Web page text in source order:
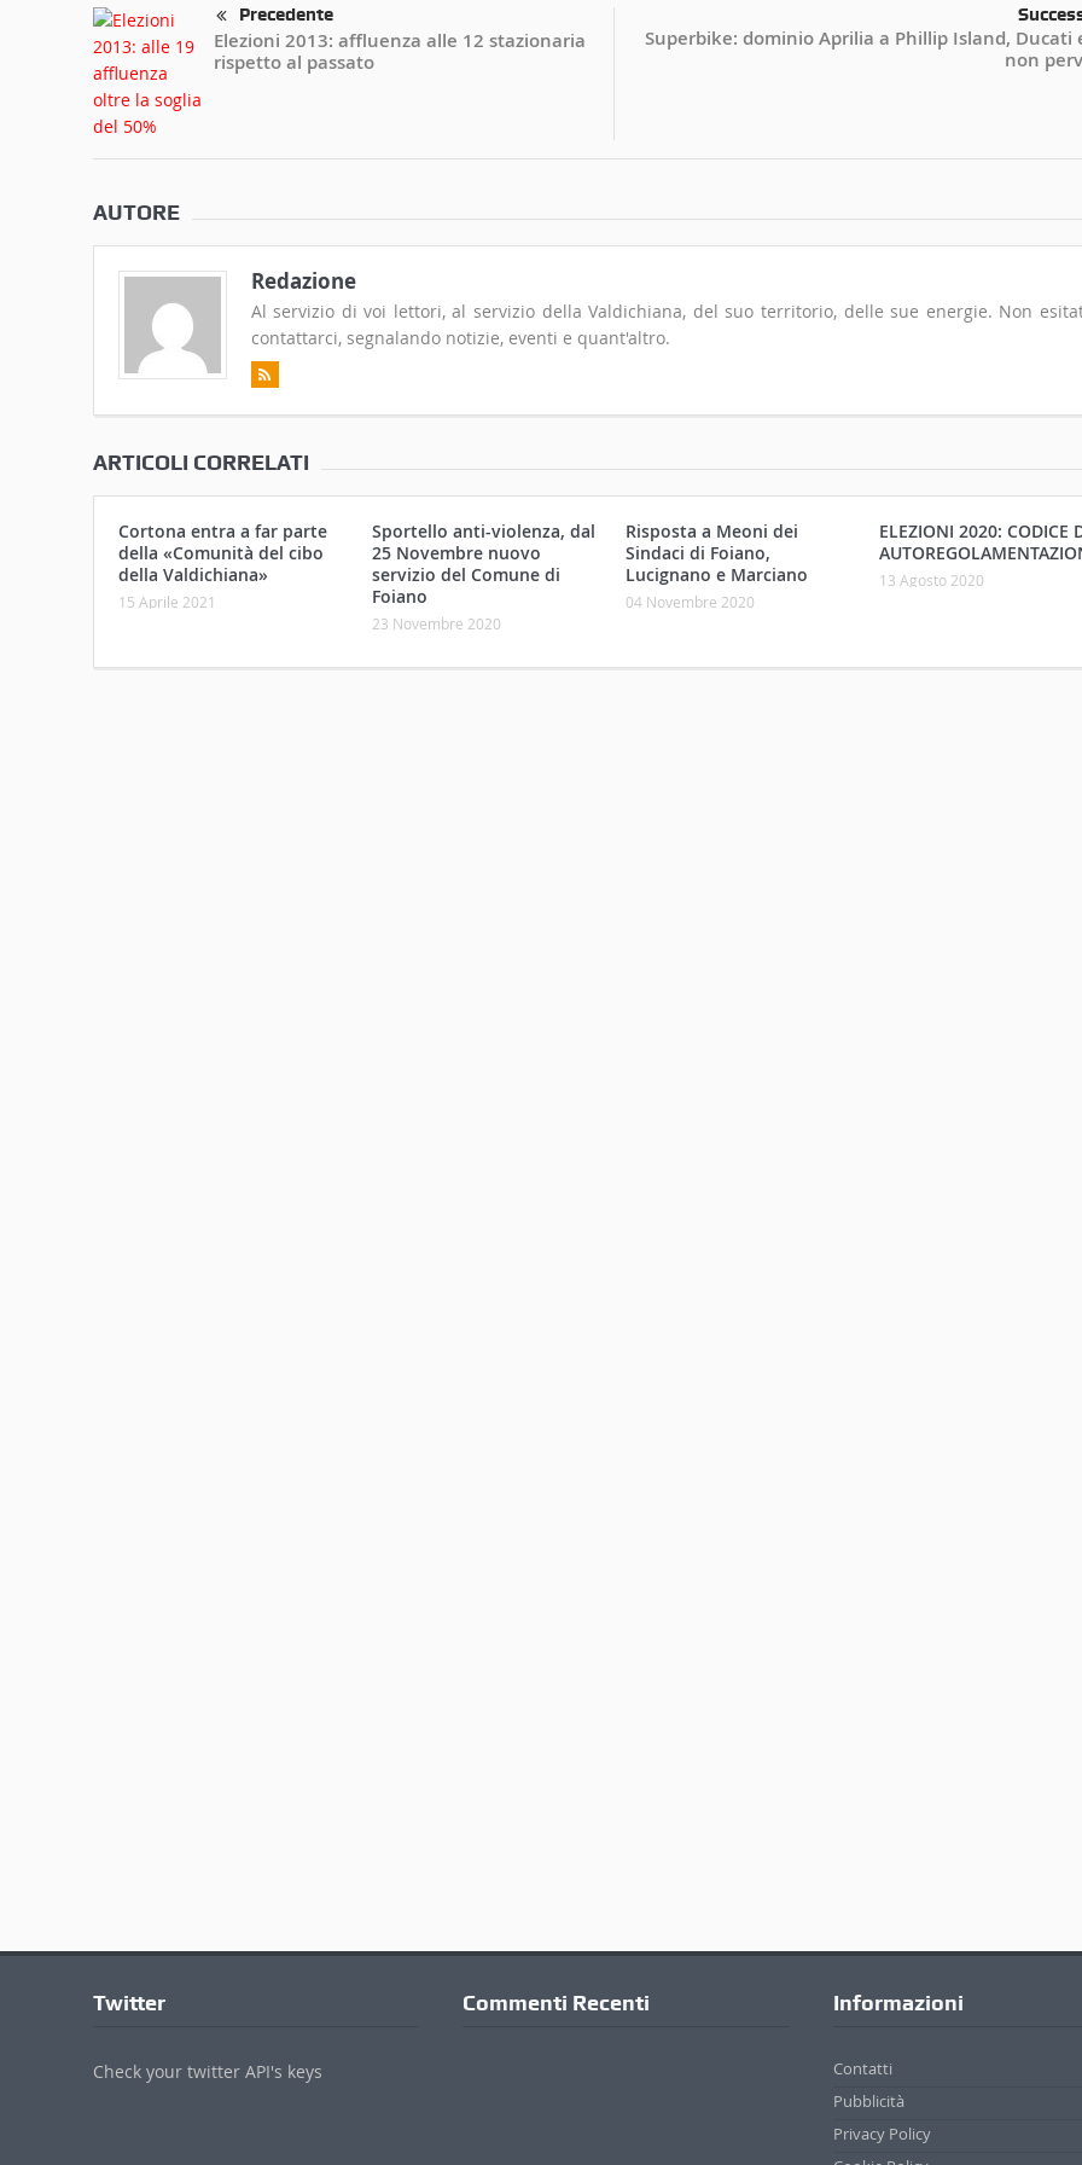
Precedente
Elezioni 2013: affluenza alle 12 stazionaria
rispetto al passato
Superbike: dominio Aprilia a Phillip Island, Ducati
non
AUTORE
Redazione
Al servizio di voi lettori, al servizio della Valdichiana, del suo territorio, delle sue energie. Non
contattarci, segnalando notizie, eventi e quant'altro.
ARTICOLI CORRELATI
Cortona entra a far parte
della «Comunità del cibo
della Valdichiana»
15 Aprile 2021
Sportello anti-violenza, dal
25 Novembre nuovo
servizio del Comune di
Foiano
23 Novembre 2020
Risposta a Meoni dei
Sindaci di Foiano,
Lucignano e Marciano
04 Novembre 2020
ELEZIONI 2020: CODICE
13 Agosto 2020
Twitter
Check your twitter API's keys
Commenti Recenti Informazioni
Contatti
Pubblicità
Privacy Policy